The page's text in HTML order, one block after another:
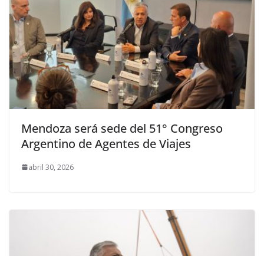
Mendoza será sede del 51° Congreso
Argentino de Agentes de Viajes
abril 30, 2026